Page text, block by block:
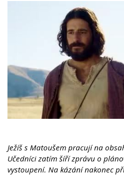
Ježíš s Matoušem pracují na
Učedníci zatím šíří zprávu o
vystoupení. Na kázání nakonec